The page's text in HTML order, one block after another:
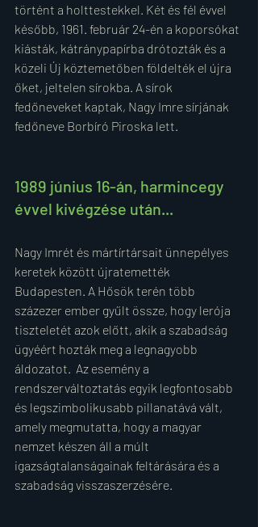
történt a holttestekkel. Két és fél évvel
később, 1961. február 24-én a koporsókat
kiásták, kátránypapírba drótozták és a
közeli Új köztemetőben földelték el újra
őket, jeltelen sírokba. A sírok
fedőneveket kaptak, Nagy Imre sírjának
fedőneve Borbíró Piroska lett.
1989 június 16-án, harmincegy
évvel kivégzése után...
Nagy Imrét és mártírtársait ünnepélyes
keretek között újratemették
Budapesten. A Hősök terén több
százezer ember gyűlt össze, hogy lerója
tiszteletét azok előtt, akik a szabadság
ügyéért hozták meg a legnagyobb
áldozatot.  Az esemény a
rendszerváltoztatás egyik legfontosabb
és legszimbolikusabb pillanatává vált,
amely megmutatta, hogy a magyar
nemzet készen áll a múlt
igazságtalanságainak feltárására és a
szabadság visszaszerzésére.